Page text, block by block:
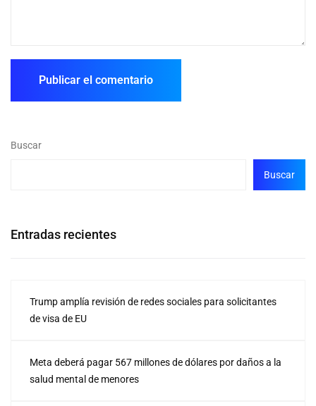
Buscar
Buscar
Entradas recientes
Trump amplía revisión de redes sociales para solicitantes
de visa de EU
Meta deberá pagar 567 millones de dólares por daños a la
salud mental de menores